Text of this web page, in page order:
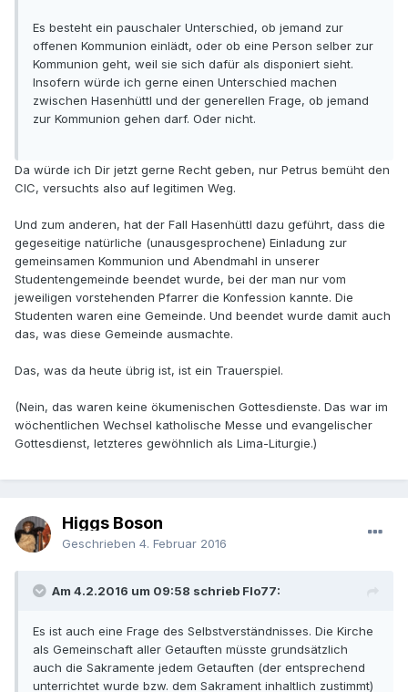
Es besteht ein pauschaler Unterschied, ob jemand zur
offenen Kommunion einlädt, oder ob eine Person selber zur
Kommunion geht, weil sie sich dafür als disponiert sieht.
Insofern würde ich gerne einen Unterschied machen
zwischen Hasenhüttl und der generellen Frage, ob jemand
zur Kommunion gehen darf. Oder nicht.
Da würde ich Dir jetzt gerne Recht geben, nur Petrus bemüht den
CIC, versuchts also auf legitimen Weg.
Und zum anderen, hat der Fall Hasenhüttl dazu geführt, dass die
gegeseitige natürliche (unausgesprochene) Einladung zur
gemeinsamen Kommunion und Abendmahl in unserer
Studentengemeinde beendet wurde, bei der man nur vom
jeweiligen vorstehenden Pfarrer die Konfession kannte. Die
Studenten waren eine Gemeinde. Und beendet wurde damit auch
das, was diese Gemeinde ausmachte.
Das, was da heute übrig ist, ist ein Trauerspiel.
(Nein, das waren keine ökumenischen Gottesdienste. Das war im
wöchentlichen Wechsel katholische Messe und evangelischer
Gottesdienst, letzteres gewöhnlich als Lima-Liturgie.)
Higgs Boson
Geschrieben 4. Februar 2016
Am 4.2.2016 um 09:58 schrieb Flo77:
Es ist auch eine Frage des Selbstverständnisses. Die Kirche
als Gemeinschaft aller Getauften müsste grundsätzlich
auch die Sakramente jedem Getauften (der entsprechend
unterrichtet wurde bzw. dem Sakrament inhaltlich zustimmt)